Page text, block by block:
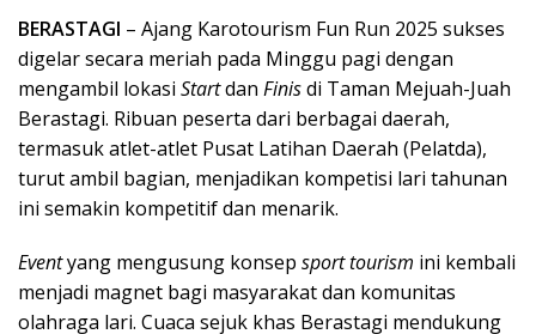
BERASTAGI – Ajang Karotourism Fun Run 2025 sukses
digelar secara meriah pada Minggu pagi dengan
mengambil lokasi Startdan Finisdi Taman Mejuah-Juah
Berastagi. Ribuan peserta dari berbagai daerah,
termasuk atlet-atlet Pusat Latihan Daerah (Pelatda),
turut ambil bagian, menjadikan kompetisi lari tahunan
ini semakin kompetitif dan menarik.
Eventyang mengusung konsep sport tourism ini kembali
menjadi magnet bagi masyarakat dan komunitas
olahraga lari. Cuaca sejuk khas Berastagi mendukung